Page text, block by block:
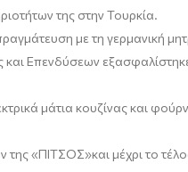
της στην Τουρκία.
με τη γερμανική
Επενδύσεων
μάτια κουζίνας και
της«ΠΙΤΣΟΣ»και μέχρι το